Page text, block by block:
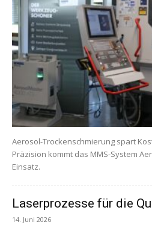
Aerosol-Trockenschmierung spart
Präzision kommt das MMS-System
Einsatz.
Laserprozesse für die
14. Juni 2026